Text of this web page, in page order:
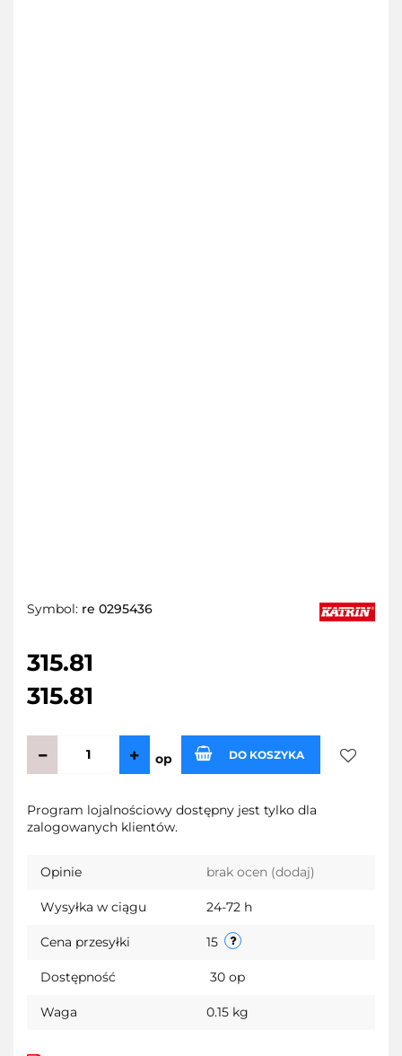
Symbol: re 0295436
315.81
315.81
op DO KOSZYKA
Program lojalnościowy dostępny jest tylko dla
zalogowanych klientów.
Opinie brak ocen (dodaj)
Wysyłka w ciągu 24-72 h
Cena przesyłki 15
Dostępność 30 op
Waga 0.15 kg